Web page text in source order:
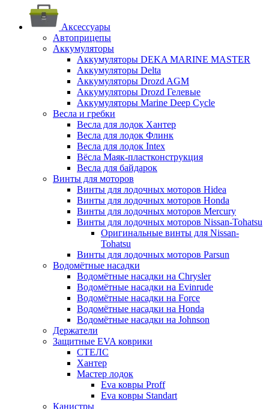
Аксессуары
Автоприцепы
Аккумуляторы
Аккумуляторы DEKA MARINE MASTER
Аккумуляторы Delta
Аккумуляторы Drozd AGM
Аккумуляторы Drozd Гелевые
Аккумуляторы Marine Deep Cycle
Весла и гребки
Весла для лодок Хантер
Весла для лодок Флинк
Весла для лодок Intex
Вёсла Маяк-пластконструкция
Весла для байдарок
Винты для моторов
Винты для лодочных моторов Hidea
Винты для лодочных моторов Honda
Винты для лодочных моторов Mercury
Винты для лодочных моторов Nissan-Tohatsu
Оригинальные винты для Nissan-
Tohatsu
Винты для лодочных моторов Parsun
Водомётные насадки
Водомётные насадки на Chrysler
Водомётные насадки на Evinrude
Водомётные насадки на Force
Водомётные насадки на Honda
Водомётные насадки на Johnson
Держатели
Защитные EVA коврики
СТЕЛС
Хантер
Мастер лодок
Eva ковры Proff
Eva ковры Standart
Канистры